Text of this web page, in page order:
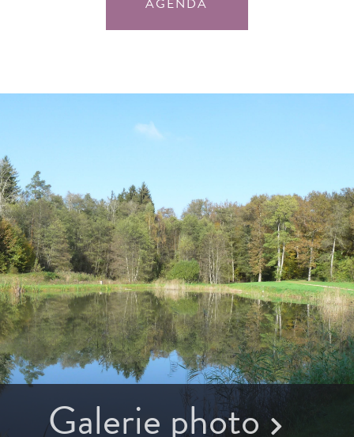
AGENDA
Galerie photo